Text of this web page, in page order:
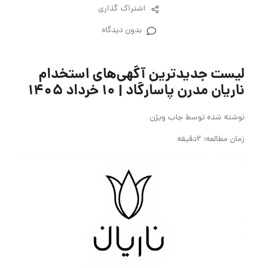
اشتراک گذاری
بدون دیدگاه
لیست جدیدترین آگهی‌های استخدام
ناریان مدرن پاسارگاد | ۱۰ خرداد ۱۴۰۵
نوشته شده توسطجاب ویژن
زمان مطالعه: 2دقیقه